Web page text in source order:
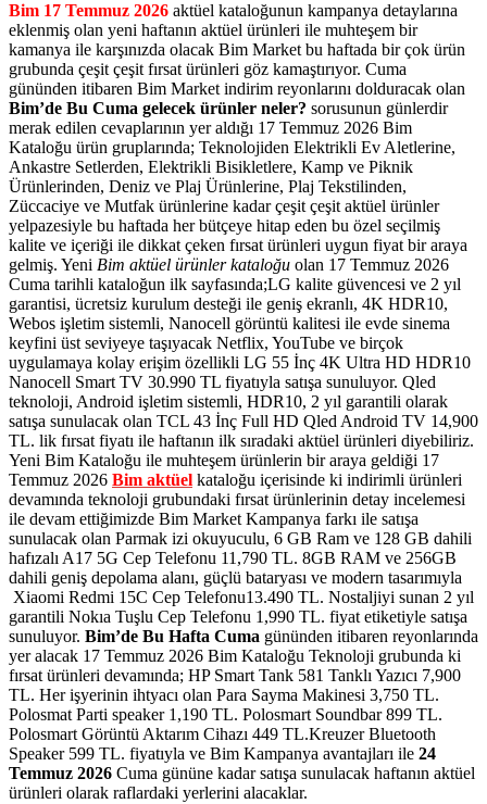
Bim 17 Temmuz 2026 aktüel kataloğunun kampanya detaylarına
eklenmiş olan yeni haftanın aktüel ürünleri ile muhteşem bir
kamanya ile karşınızda olacak Bim Market bu haftada bir çok ürün
grubunda çeşit çeşit fırsat ürünleri göz kamaştırıyor. Cuma
gününden itibaren Bim Market indirim reyonlarını dolduracak olan
Bim’de Bu Cuma gelecek ürünler neler? sorusunun günlerdir
merak edilen cevaplarının yer aldığı 17 Temmuz 2026 Bim
Kataloğu ürün gruplarında; Teknolojiden Elektrikli Ev Aletlerine,
Ankastre Setlerden, Elektrikli Bisikletlere, Kamp ve Piknik
Ürünlerinden, Deniz ve Plaj Ürünlerine, Plaj Tekstilinden,
Züccaciye ve Mutfak ürünlerine kadar çeşit çeşit aktüel ürünler
yelpazesiyle bu haftada her bütçeye hitap eden bu özel seçilmiş
kalite ve içeriği ile dikkat çeken fırsat ürünleri uygun fiyat bir araya
gelmiş. Yeni Bim aktüel ürünler kataloğu olan 17 Temmuz 2026
Cuma tarihli kataloğun ilk sayfasında;LG kalite güvencesi ve 2 yıl
garantisi, ücretsiz kurulum desteği ile geniş ekranlı, 4K HDR10,
Webos işletim sistemli, Nanocell görüntü kalitesi ile evde sinema
keyfini üst seviyeye taşıyacak Netflix, YouTube ve birçok
uygulamaya kolay erişim özellikli LG 55 İnç 4K Ultra HD HDR10
Nanocell Smart TV 30.990 TL fiyatıyla satışa sunuluyor. Qled
teknoloji, Android işletim sistemli, HDR10, 2 yıl garantili olarak
satışa sunulacak olan TCL 43 İnç Full HD Qled Android TV 14,900
TL. lik fırsat fiyatı ile haftanın ilk sıradaki aktüel ürünleri diyebiliriz.
Yeni Bim Kataloğu ile muhteşem ürünlerin bir araya geldiği 17
Temmuz 2026 Bim aktüel kataloğu içerisinde ki indirimli ürünleri
devamında teknoloji grubundaki fırsat ürünlerinin detay incelemesi
ile devam ettiğimizde Bim Market Kampanya farkı ile satışa
sunulacak olan Parmak izi okuyuculu, 6 GB Ram ve 128 GB dahili
hafızalı A17 5G Cep Telefonu 11,790 TL. 8GB RAM ve 256GB
dahili geniş depolama alanı, güçlü bataryası ve modern tasarımıyla
Xiaomi Redmi 15C Cep Telefonu13.490 TL. Nostaljiyi sunan 2 yıl
garantili Nokıa Tuşlu Cep Telefonu 1,990 TL. fiyat etiketiyle satışa
sunuluyor. Bim’de Bu Hafta Cuma gününden itibaren reyonlarında
yer alacak 17 Temmuz 2026 Bim Kataloğu Teknoloji grubunda ki
fırsat ürünleri devamında; HP Smart Tank 581 Tanklı Yazıcı 7,900
TL. Her işyerinin ihtyacı olan Para Sayma Makinesi 3,750 TL.
Polosmat Parti speaker 1,190 TL. Polosmart Soundbar 899 TL.
Polosmart Görüntü Aktarım Cihazı 449 TL.Kreuzer Bluetooth
Speaker 599 TL. fiyatıyla ve Bim Kampanya avantajları ile 24
Temmuz 2026 Cuma gününe kadar satışa sunulacak haftanın aktüel
ürünleri olarak raflardaki yerlerini alacaklar.